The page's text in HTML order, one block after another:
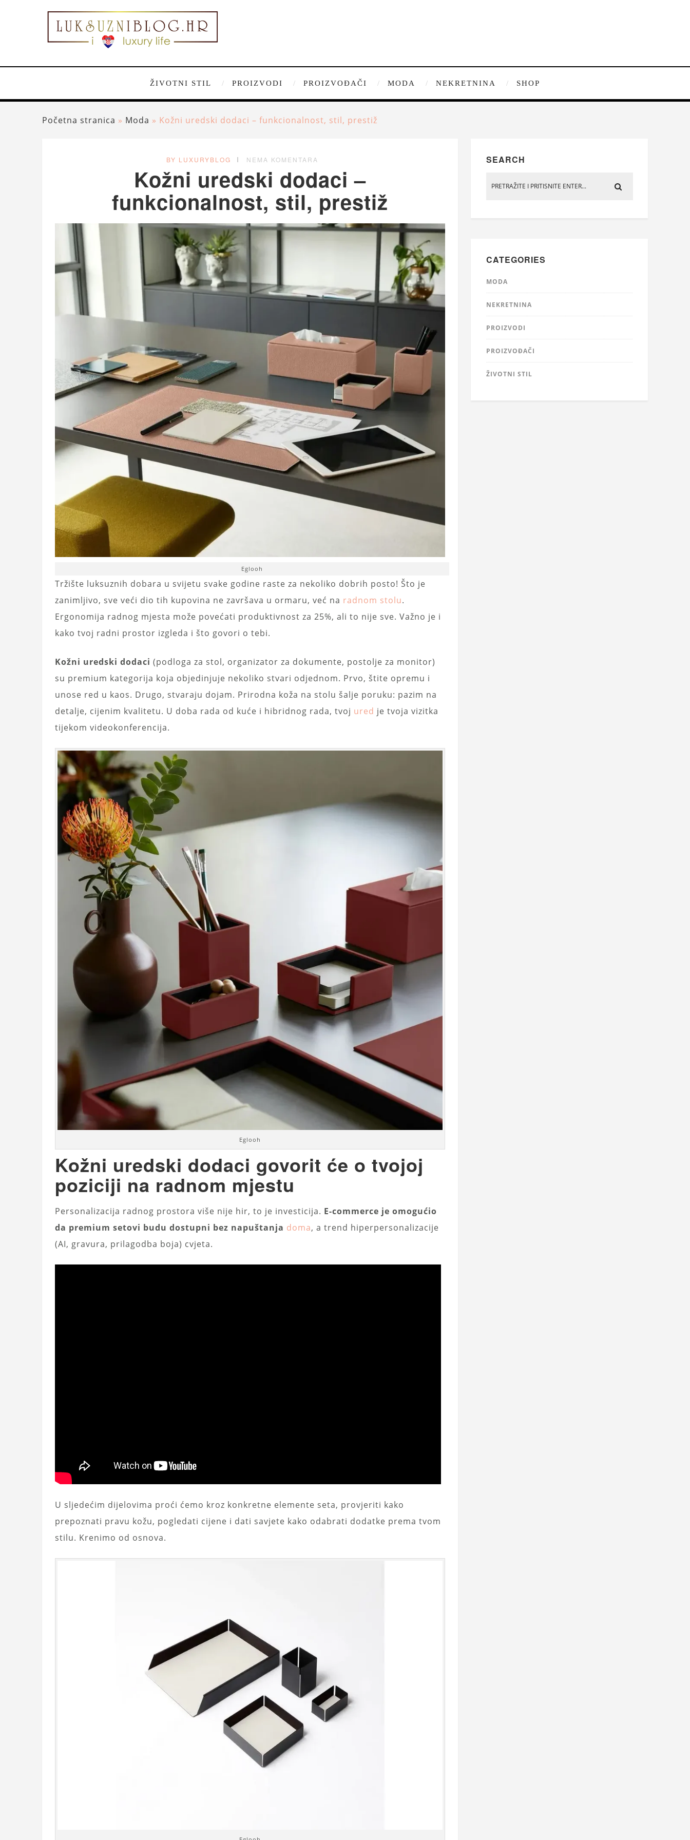
ŽIVOTNI STIL PROIZVODI PROIZVOĐAČI MODA NEKRETNINA SHOP
Početna stranica » Moda » Kožni uredski dodaci – funkcionalnost, stil, prestiž
BY LUXURYBLOG NEMA KOMENTARA
Kožni uredski dodaci –
funkcionalnost, stil, prestiž
Eglooh
Tržište luksuznih dobara u svijetu svake godine raste za nekoliko dobrih posto! Što je
zanimljivo, sve veći dio tih kupovina ne završava u ormaru, već na radnom stolu.
Ergonomija radnog mjesta može povećati produktivnost za 25%, ali to nije sve. Važno je i
kako tvoj radni prostor izgleda i što govori o tebi.
Kožni uredski dodaci (podloga za stol, organizator za dokumente, postolje za monitor)
su premium kategorija koja objedinjuje nekoliko stvari odjednom. Prvo, štite opremu i
unose red u kaos. Drugo, stvaraju dojam. Prirodna koža na stolu šalje poruku: pazim na
detalje, cijenim kvalitetu. U doba rada od kuće i hibridnog rada, tvoj ured je tvoja vizitka
tijekom videokonferencija.
Eglooh
Kožni uredski dodaci govorit će o tvojoj
poziciji na radnom mjestu
Personalizacija radnog prostora više nije hir, to je investicija. E-commerce je omogućio
da premium setovi budu dostupni bez napuštanja doma, a trend hiperpersonalizacije
(AI, gravura, prilagodba boja) cvjeta.
U sljedećim dijelovima proći ćemo kroz konkretne elemente seta, provjeriti kako
prepoznati pravu kožu, pogledati cijene i dati savjete kako odabrati dodatke prema tvom
stilu. Krenimo od osnova.
SEARCH
CATEGORIES
MODA
NEKRETNINA
PROIZVODI
PROIZVOĐAČI
ŽIVOTNI STIL